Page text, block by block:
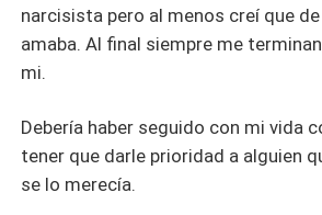
narcisista pero al menos creí que
amaba. Al final siempre me
mi.
Debería haber seguido con mi vida
tener que darle prioridad a alguien
se lo merecía.